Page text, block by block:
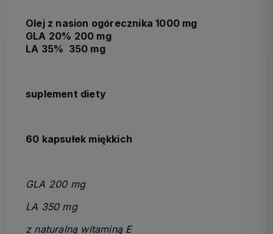
Olej z nasion ogórecznika 1000 mg
GLA 20% 200 mg
LA 35% 350 mg
suplement diety
60 kapsułek miękkich
GLA 200 mg
LA 350 mg
z naturalną witaminą E